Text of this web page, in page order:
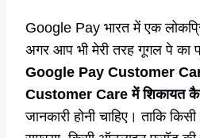
Google Pay भारत में एक
अगर आप भी मेरी तरह गूगल पे का
Google Pay Customer
Customer Care में शिकायत
जानकारी होनी चाहिए। ताकि